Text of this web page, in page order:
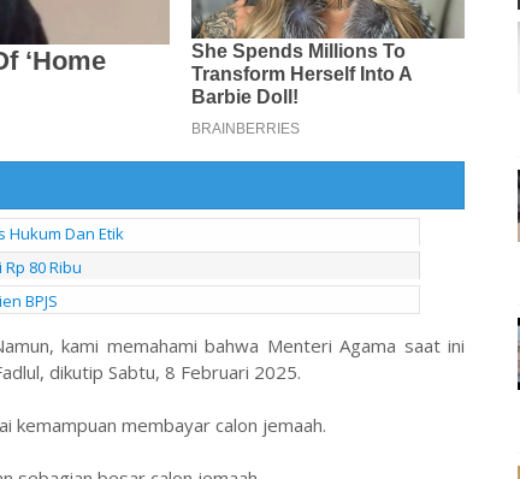
Hukum Dan Etik
80 Ribu
BPJS
kami memahami bahwa Menteri Agama saat ini
dikutip Sabtu, 8 Februari 2025.
kemampuan membayar calon jemaah.